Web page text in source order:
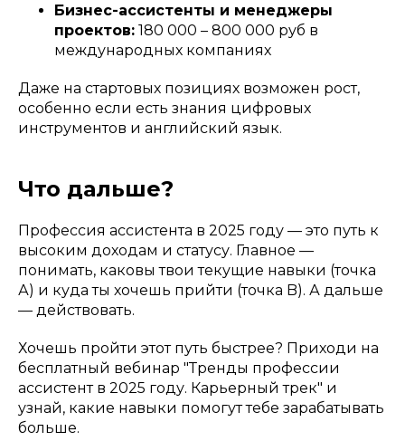
Бизнес-ассистенты и менеджеры
проектов: 180 000 – 800 000 руб в
международных компаниях
Даже на стартовых позициях возможен рост,
особенно если есть знания цифровых
инструментов и английский язык.
Что дальше?
Профессия ассистента в 2025 году — это путь к
высоким доходам и статусу. Главное —
понимать, каковы твои текущие навыки (точка
А) и куда ты хочешь прийти (точка B). А дальше
— действовать.
Хочешь пройти этот путь быстрее? Приходи на
бесплатный вебинар "Тренды профессии
ассистент в 2025 году. Карьерный трек" и
узнай, какие навыки помогут тебе зарабатывать
больше.